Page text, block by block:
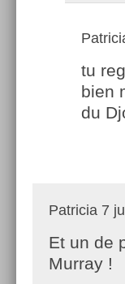
tu
bien
du
Patricia 7
Et un de
Murray !